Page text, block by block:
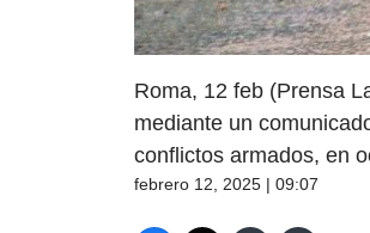
Roma, 12 feb (Prensa
mediante un
conflictos armados, en
febrero 12, 2025 | 09:07